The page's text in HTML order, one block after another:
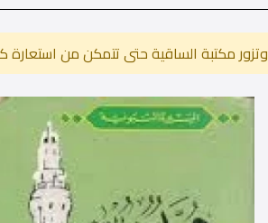
وتزور مكتبة الساقية حتى تتمكن من استعارة